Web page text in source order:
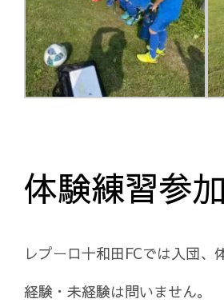
体験練習参
レプーロ十和田FCでは入団、
経験・未経験は問いません。